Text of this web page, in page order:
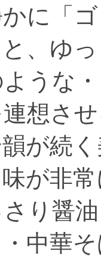
に「
、ゆ
うな
想さ
韻が続
味が非
り醤
・中華